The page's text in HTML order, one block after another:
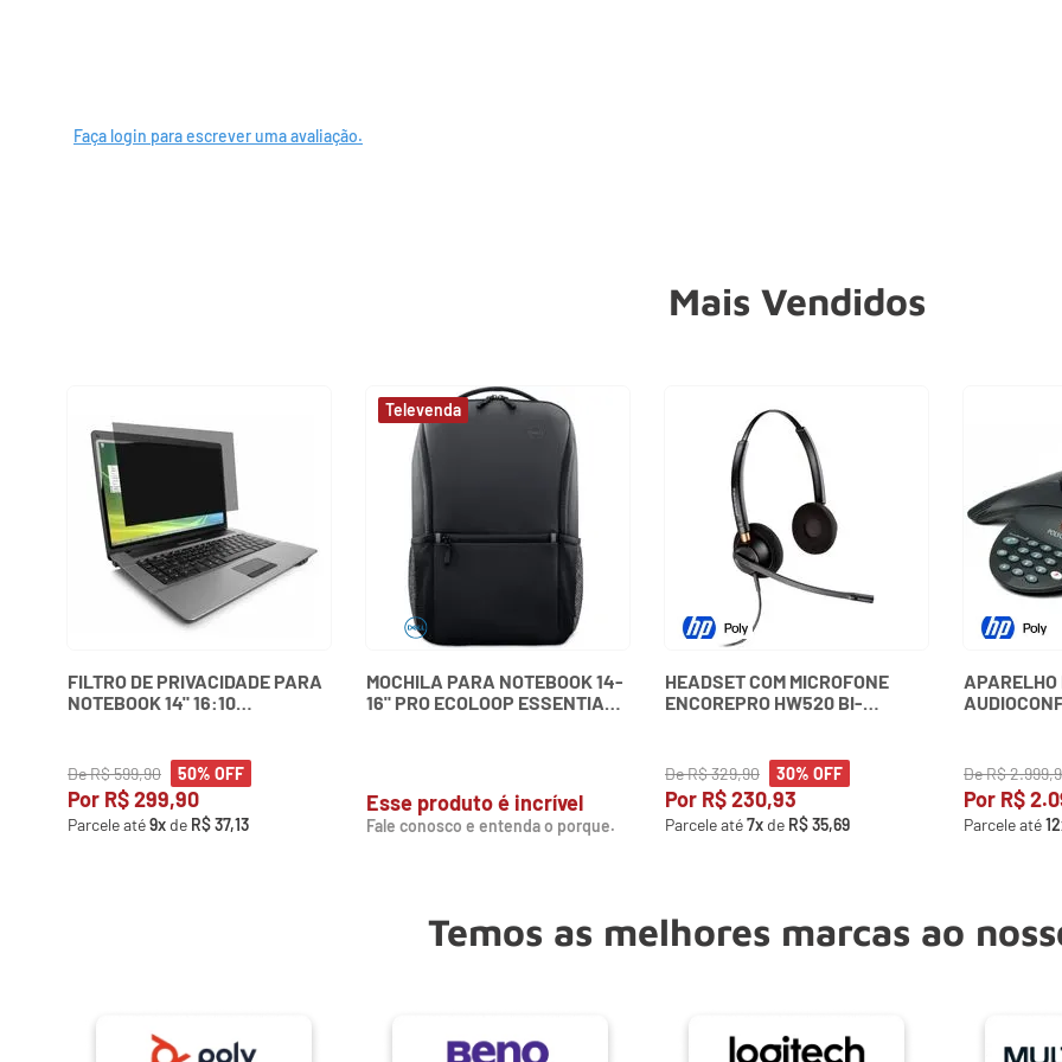
Faça login para escrever uma avaliação.
Mais Vendidos
FILTRO DE PRIVACIDADE PARA
NOTEBOOK 14" 16:10
DeR$599,90 50% OFF
Por R$299,90
Parcele até9x de R$37,13
MOCHILA PARA NOTEBOOK 14-
16" PRO ECOLOOP ESSENTIAL
Esse produto é incrível
Fale conosco e entenda o porque.
HEADSET COM MICROFONE
ENCOREPRO HW520 BI-
DeR$329,90 30% OFF
Por R$230,93
Parcele até7x de R$35,69
APARELHO
DeR$2.999,
Por R$2.
Parcele até12
Temos as melhores marcas ao